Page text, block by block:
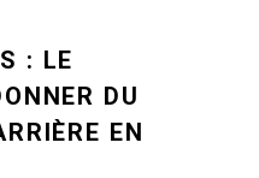
: LE
DU
EN